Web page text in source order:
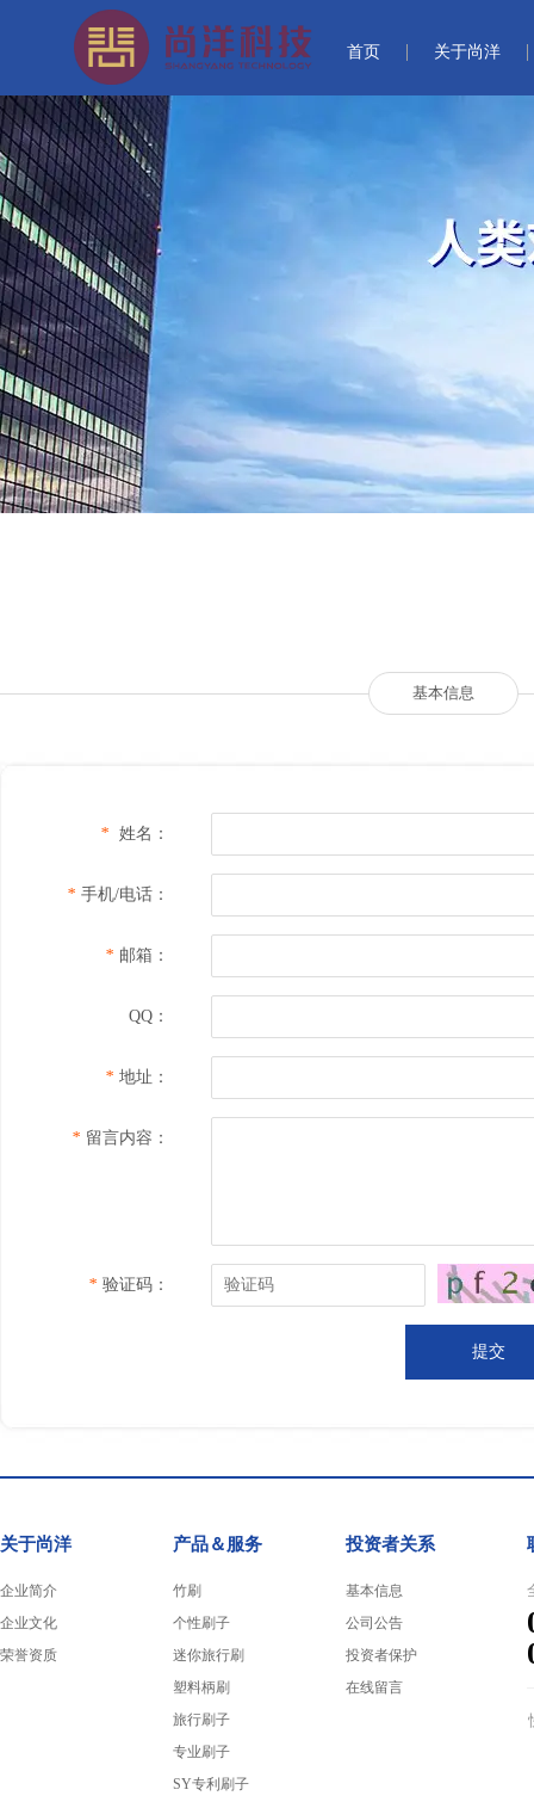
首页 关于尚洋
基本信息
* 姓名：
* 手机/电话：
* 邮箱：
QQ：
* 地址：
* 留言内容：
* 验证码：
提交
关于尚洋
企业简介
企业文化
荣誉资质
产品＆服务
竹刷
个性刷子
迷你旅行刷
塑料柄刷
旅行刷子
专业刷子
SY专利刷子
投资者关系
基本信息
公司公告
投资者保护
在线留言